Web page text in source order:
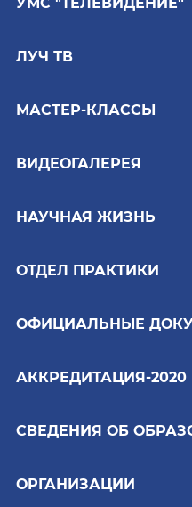
ЛУЧ ТВ
МАСТЕР-КЛАССЫ
ВИДЕОГАЛЕРЕЯ
НАУЧНАЯ ЖИЗНЬ
ОТДЕЛ ПРАКТИКИ
ОФИЦИАЛЬНЫЕ
АККРЕДИТАЦИЯ-2020
СВЕДЕНИЯ ОБ
ОРГАНИЗАЦИИ